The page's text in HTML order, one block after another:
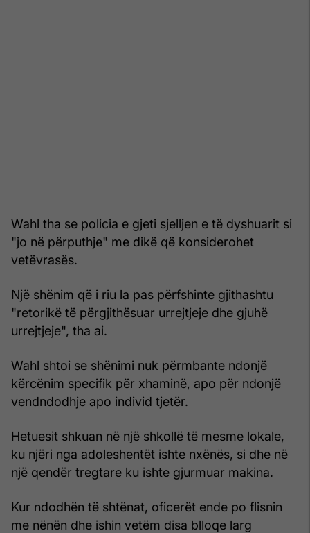
Wahl tha se policia e gjeti sjelljen e të dyshuarit si
"jo në përputhje" me dikë që konsiderohet
vetëvrasës.
Një shënim që i riu la pas përfshinte gjithashtu
"retorikë të përgjithësuar urrejtjeje dhe gjuhë
urrejtjeje", tha ai.
Wahl shtoi se shënimi nuk përmbante ndonjë
kërcënim specifik për xhaminë, apo për ndonjë
vendndodhje apo individ tjetër.
Hetuesit shkuan në një shkollë të mesme lokale,
ku njëri nga adoleshentët ishte nxënës, si dhe në
një qendër tregtare ku ishte gjurmuar makina.
Kur ndodhën të shtënat, oficerët ende po flisnin
me nënën dhe ishin vetëm disa blloqe larg